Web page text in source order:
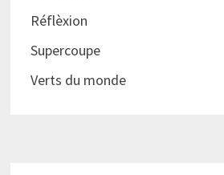
Réflèxion
Supercoupe
Verts du monde